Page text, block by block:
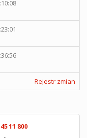
Rejestr zmian
11 800